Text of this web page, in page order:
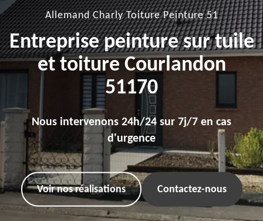
Allemand Charly Toiture Peinture 51
Entreprise peinture sur tuile
et toiture Courlandon
51170
Nous intervenons 24h/24 sur 7j/7 en cas
d'urgence
Voir nos réalisations Contactez-nous